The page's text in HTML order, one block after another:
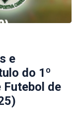
e
do 1º
Futebol de